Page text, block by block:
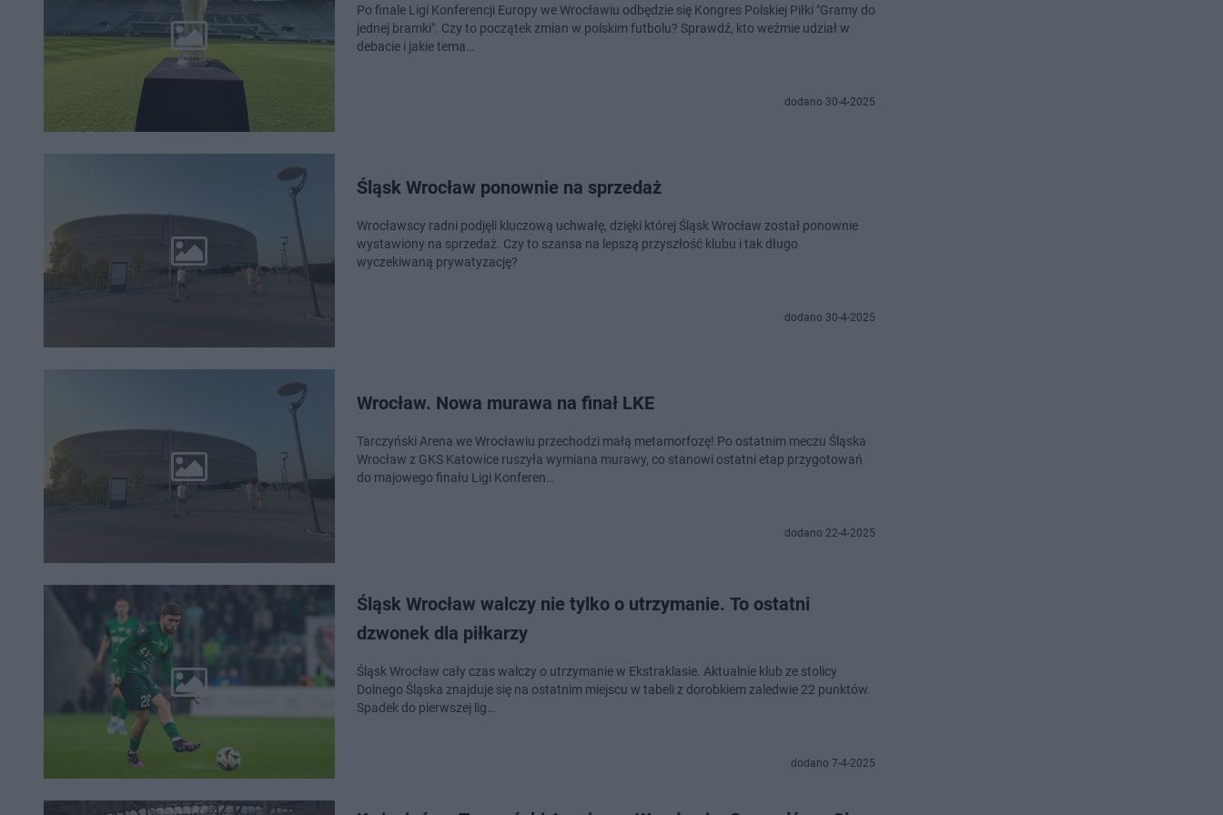
Po finale Ligi Konferencji Europy we Wrocławiu odbędzie się Kongres Polskiej Piłki "Gramy do
jednej bramki". Czy to początek zmian w polskim futbolu? Sprawdź, kto weźmie udział w
debacie i jakie tema…
dodano 30-4-2025
Śląsk Wrocław ponownie na sprzedaż
Wrocławscy radni podjęli kluczową uchwałę, dzięki której Śląsk Wrocław został ponownie
wystawiony na sprzedaż. Czy to szansa na lepszą przyszłość klubu i tak długo
wyczekiwaną prywatyzację?
dodano 30-4-2025
Wrocław. Nowa murawa na finał LKE
Tarczyński Arena we Wrocławiu przechodzi małą metamorfozę! Po ostatnim meczu Śląska
Wrocław z GKS Katowice ruszyła wymiana murawy, co stanowi ostatni etap przygotowań
do majowego finału Ligi Konferen…
dodano 22-4-2025
Śląsk Wrocław walczy nie tylko o utrzymanie. To ostatni
dzwonek dla piłkarzy
Śląsk Wrocław cały czas walczy o utrzymanie w Ekstraklasie. Aktualnie klub ze stolicy
Dolnego Śląska znajduje się na ostatnim miejscu w tabeli z dorobkiem zaledwie 22 punktów.
Spadek do pierwszej lig…
dodano 7-4-2025